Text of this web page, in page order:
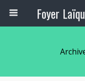
Foyer